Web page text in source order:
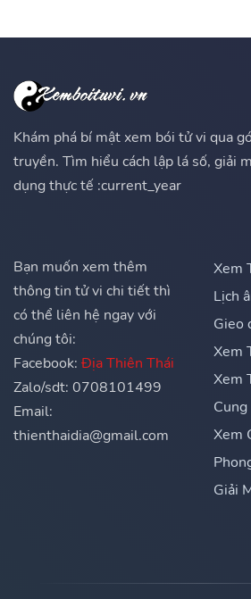
Khám phá bí mật xem bói tử vi qua
truyền. Tìm hiểu cách lập lá số, giải
dụng thực tế :current_year
Bạn muốn xem thêm
thông tin tử vi chi tiết thì
có thể liên hệ ngay với
chúng tôi:
Facebook: Địa Thiên Thái
Zalo/sdt: 0708101499
Email:
thienthaidia@gmail.com
Xem
Lịch
Gieo
Xem
Xem
Xem
Giải